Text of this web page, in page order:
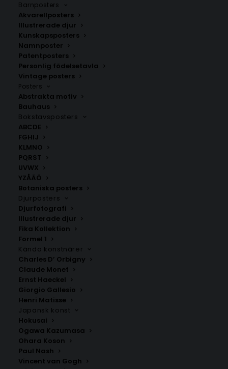
Barnposters
Akvarellposters
Illustrerade djur
Kunskapsposters
Namnposter
Patentposters
Personlig födelsetavla
Vintage posters
Posters
Abstrakta motiv
Bauhaus
Bokstavsposters
ABCDE
FGHIJ
KLMNO
PQRST
UVWX
YZÅÄÖ
Botaniska posters
Djurposters
Djurfotografi
Illustrerade djur
Fika Kollektion
Formel 1
Kända konstnärer
Charles D’ Orbigny
Claude Monet
Ernst Haeckel
Giorgio Gallesio
Henri Matisse
Japansk konst
Hokusai
Ogawa Kazumasa
Ohara Koson
Paul Nash
Vincent van Gogh
LÄGG TILL I VARUKORG
Färgstark cocktailposter inspirerad av den ikoniska
italienska drinken Aperol Spritz. Perfekt för
sommarkök och moderna hem.
Kökstavlor ,Sommarposters
Citroner vid vattnet Poster
Fr.99.00